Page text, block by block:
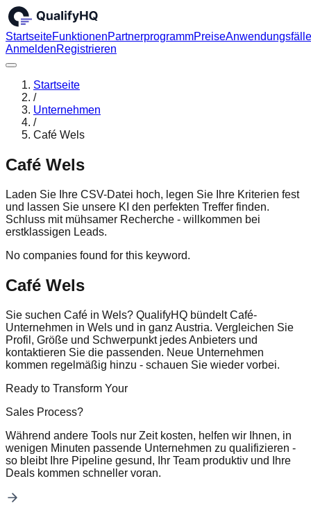
StartseiteFunktionenPartnerprogrammPreiseAnwendungsfälle
AnmeldenRegistrieren
Startseite
/
Unternehmen
/
Café Wels
Café Wels
Laden Sie Ihre CSV-Datei hoch, legen Sie Ihre Kriterien fest
und lassen Sie unsere KI den perfekten Treffer finden.
Schluss mit mühsamer Recherche - willkommen bei
erstklassigen Leads.
No companies found for this keyword.
Café Wels
Sie suchen Café in Wels? QualifyHQ bündelt Café-
Unternehmen in Wels und in ganz Austria. Vergleichen Sie
Profil, Größe und Schwerpunkt jedes Anbieters und
kontaktieren Sie die passenden. Neue Unternehmen
kommen regelmäßig hinzu - schauen Sie wieder vorbei.
Ready to Transform Your
Sales Process?
Während andere Tools nur Zeit kosten, helfen wir Ihnen, in
wenigen Minuten passende Unternehmen zu qualifizieren -
so bleibt Ihre Pipeline gesund, Ihr Team produktiv und Ihre
Deals kommen schneller voran.